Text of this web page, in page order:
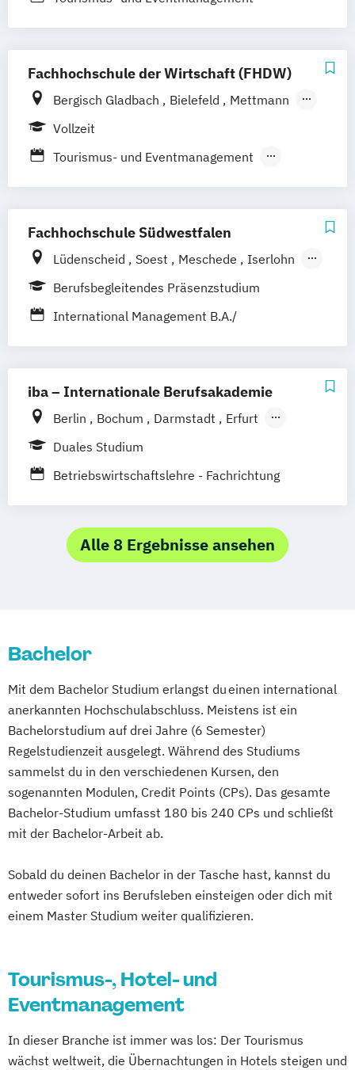
Hamburg
Hannover
Kaiserslautern/Kusel Kiel Leipzig
Ludwigshafen/Diez München Nürnberg
Online-Fernstudium Regensburg Stade
Stuttgart Köln
Dresden
Fachhochschule der Wirtschaft (FHDW)
Bergisch Gladbach Bielefeld
Mettmann
Paderborn
Vollzeit
Tourismus- und Eventmanagement
Fachhochschule Südwestfalen
Lüdenscheid Soest Meschede
Iserlohn
Hagen
Berufsbegleitendes Präsenzstudium
International Management B.A./
iba – Internationale Berufsakademie
Berlin Bochum Darmstadt
Erfurt
Hamburg
Heidelberg
Online-Campus
Duales Studium
Betriebswirtschaftslehre - Fachrichtung
Alle 8 Ergebnisse ansehen
Bachelor
Mit dem Bachelor Studium erlangst du einen international
anerkannten Hochschulabschluss. Meistens ist ein
Bachelorstudium auf drei Jahre (6 Semester)
Regelstudienzeit ausgelegt. Während des Studiums
sammelst du in den verschiedenen Kursen, den
sogenannten Modulen, Credit Points (CPs). Das gesamte
Bachelor-Studium umfasst 180 bis 240 CPs und schließt
mit der Bachelor-Arbeit ab.
Sobald du deinen Bachelor in der Tasche hast, kannst du
entweder sofort ins Berufsleben einsteigen oder dich mit
einem Master Studium weiter qualifizieren.
Tourismus-, Hotel- und
Eventmanagement
In dieser Branche ist immer was los: Der Tourismus
wächst weltweit, die Übernachtungen in Hotels steigen und